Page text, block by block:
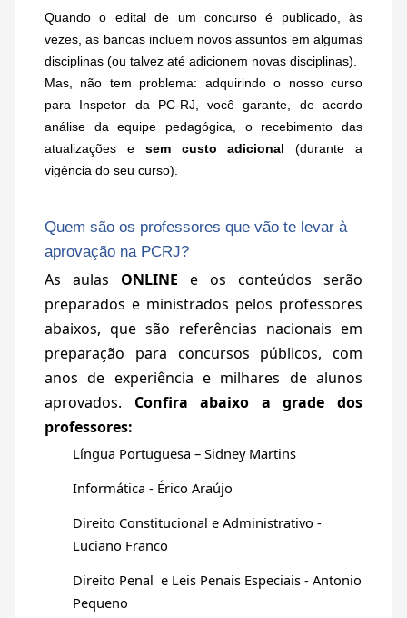
Quando o edital de um concurso é publicado, às
vezes, as bancas incluem novos assuntos em algumas
disciplinas (ou talvez até adicionem novas disciplinas).
Mas, não tem problema: adquirindo o nosso curso
para Inspetor da PC-RJ, você garante, de acordo
análise da equipe pedagógica, o recebimento das
atualizações e sem custo adicional(durante a
vigência do seu curso).
Quem são os professores que vão te levar à
aprovação na PCRJ?
As aulas ONLINE e os conteúdos serão
preparados e ministrados pelos professores
abaixos, que são referências nacionais em
preparação para concursos públicos, com
anos de experiência e milhares de alunos
aprovados. Confira abaixo a grade dos
professores:
Língua Portuguesa – Sidney Martins
Informática - Érico Araújo
Direito Constitucional e Administrativo -
Luciano Franco
Direito Penal e Leis Penais Especiais - Antonio
Pequeno